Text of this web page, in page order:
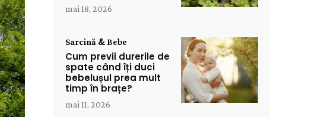
mai 18, 2026
Sarcină & Bebe
Cum previi durerile de
spate când îți duci
bebelușul prea mult
timp în brațe?
mai 11, 2026